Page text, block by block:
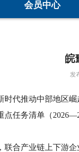
会员中心
皖
发
推动中部地区崛
点任务清单（
产业链上下游企